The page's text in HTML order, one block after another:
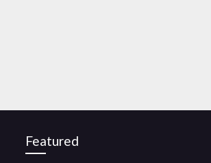
Featured